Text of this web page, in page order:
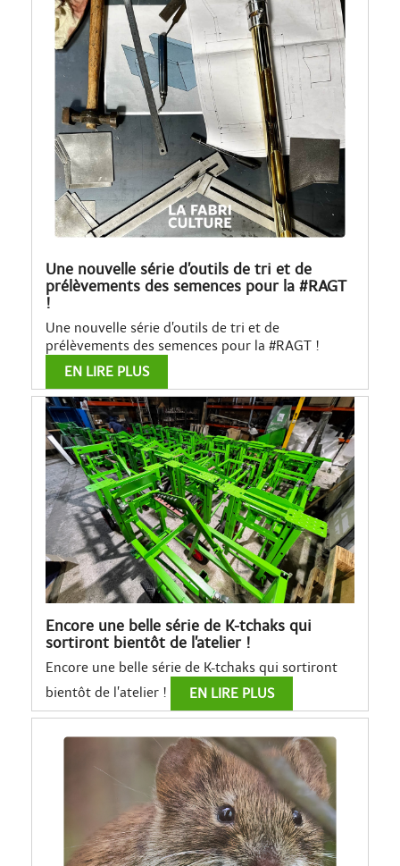
Une nouvelle série d’outils de tri et de
prélèvements des semences pour la #RAGT
!
Une nouvelle série d’outils de tri et de
prélèvements des semences pour la #RAGT !
EN LIRE PLUS
Encore une belle série de K-tchaks qui
sortiront bientôt de l’atelier !
Encore une belle série de K-tchaks qui sortiront
bientôt de l’atelier !
EN LIRE PLUS